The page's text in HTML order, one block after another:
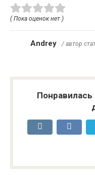
( Пока оценок нет )
Andrey / автор